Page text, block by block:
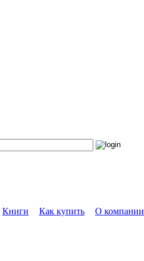
Книги Как купить
О компании